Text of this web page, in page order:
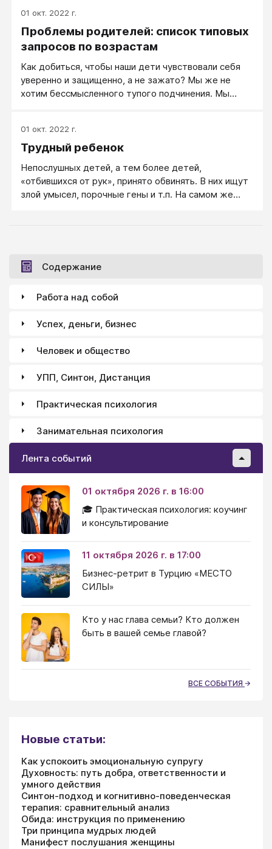
01 окт. 2022 г.
Проблемы родителей: список типовых
запросов по возрастам
Как добиться, чтобы наши дети чувствовали себя
уверенно и защищенно, а не зажато? Мы же не
хотим бессмысленного тупого подчинения. Мы
проблем и облегчат общение. У нас появится
важная отправная точка, если мы знаем: какие
всего?
01 окт. 2022 г.
Трудный ребенок
Непослушных детей, а тем более детей,
«отбившихся от рук», принято обвинять. В них ищут
злой умысел, порочные гены и т.п. На самом же
раньше и сильнее, чем дети более устойчивые.
Содержание
Работа над собой
Успех, деньги, бизнес
Человек и общество
УПП, Синтон, Дистанция
Практическая психология
Занимательная психология
Лента событий
01 октября 2026 г. в 16:00
🎓 Практическая психология: коучинг
и консультирование
11 октября 2026 г. в 17:00
Бизнес-ретрит в Турцию «МЕСТО
СИЛЫ»
Кто у нас глава семьи? Кто должен
быть в вашей семье главой?
ВСЕ СОБЫТИЯ
Новые статьи:
Как успокоить эмоциональную супругу
Духовность: путь добра, ответственности и
умного действия
Синтон-подход и когнитивно-поведенческая
терапия: сравнительный анализ
Обида: инструкция по применению
Три принципа мудрых людей
Манифест послушания женщины